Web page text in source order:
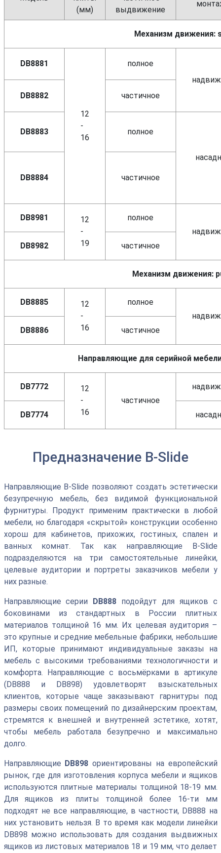
(мм)
выдвижение
Механизм движения:
DB8881
12
-
16
полное
DB8882
частичное
DB8883 полное
DB8884 частичное
DB8981
12
-
19
полное
DB8982
частичное
Механизм движения:
DB8885
12
-
16
полное
DB8886
частичное
Направляющие для серийной
DB7772
12
-
16
частичное
DB7774
Предназначение B-Slide
Направляющие B-Slide позволяют создать эстетически
безупречную мебель, без видимой функциональной
фурнитуры. Продукт применим практически в любой
мебели, но благодаря «скрытой» конструкции особенно
хорош для кабинетов, прихожих, гостиных, спален и
ванных комнат. Так как направляющие B-Slide
подразделяются на три самостоятельные линейки,
целевые аудитории и портреты заказчиков мебели у
них разные.
Направляющие серии DB888 подойдут для ящиков с
боковинами из стандартных в России плитных
материалов толщиной 16 мм. Их целевая аудитория –
это крупные и средние мебельные фабрики, небольшие
ИП, которые принимают индивидуальные заказы на
мебель с высокими требованиями технологичности и
комфорта. Направляющие с восьмёрками в артикуле
(DB888 и DB898) удовлетворят взыскательных
клиентов, которые чаще заказывают гарнитуры под
размеры своих помещений по дизайнерским проектам,
стремятся к внешней и внутренней эстетике, хотят,
чтобы мебель работала безупречно и максимально
долго.
Направляющие DB898 ориентированы на европейский
рынок, где для изготовления корпуса мебели и ящиков
используются плитные материалы толщиной 18-19 мм.
Для ящиков из плиты толщиной более 16-ти мм
подходят не все направляющие, в частности, DB888 на
них установить нельзя. В то время как модели линейки
DB898 можно использовать для создания выдвижных
ящиков из листовых материалов 18 и 19 мм, что делает